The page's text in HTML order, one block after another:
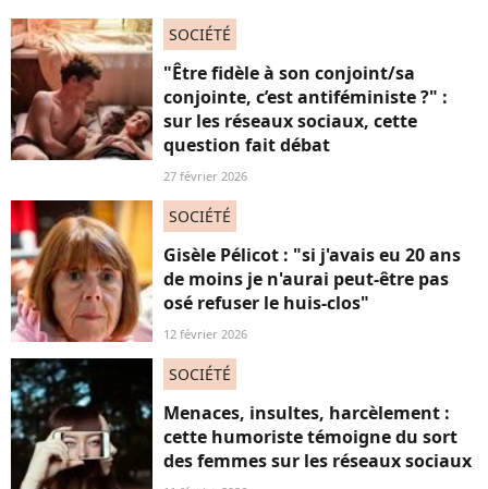
SOCIÉTÉ
"Être fidèle à son conjoint/sa
conjointe, c’est antiféministe ?" :
sur les réseaux sociaux, cette
question fait débat
27 février 2026
SOCIÉTÉ
Gisèle Pélicot : "si j'avais eu 20 ans
de moins je n'aurai peut-être pas
osé refuser le huis-clos"
12 février 2026
SOCIÉTÉ
Menaces, insultes, harcèlement :
cette humoriste témoigne du sort
des femmes sur les réseaux sociaux